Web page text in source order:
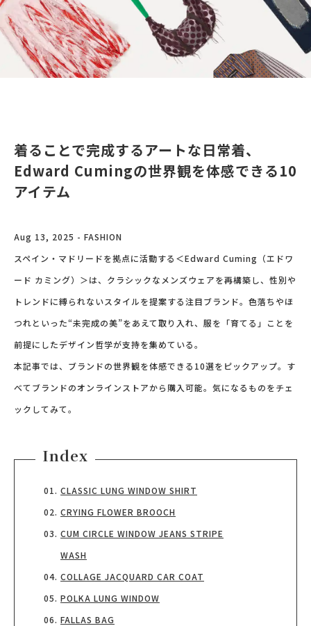
着ることで完成するアートな日常着、
Edward Cumingの世界観を体感できる10
アイテム
Aug 13, 2025 - FASHION
スペイン・マドリードを拠点に活動する＜Edward Cuming（エドワ
ード カミング）＞は、クラシックなメンズウェアを再構築し、性別や
トレンドに縛られないスタイルを提案する注目ブランド。色落ちやほ
つれといった“未完成の美”をあえて取り入れ、服を「育てる」ことを
前提にしたデザイン哲学が支持を集めている。
本記事では、ブランドの世界観を体感できる10選をピックアップ。す
べてブランドのオンラインストアから購入可能。気になるものをチェ
ックしてみて。
Index
CLASSIC LUNG WINDOW SHIRT
CRYING FLOWER BROOCH
CUM CIRCLE WINDOW JEANS STRIPE
WASH
COLLAGE JACQUARD CAR COAT
POLKA LUNG WINDOW
FALLAS BAG